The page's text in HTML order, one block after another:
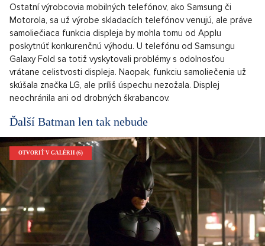
Ostatní výrobcovia mobilných telefónov, ako Samsung či
Motorola, sa už výrobe skladacích telefónov venujú, ale práve
samoliečiaca funkcia displeja by mohla tomu od Applu
poskytnúť konkurenčnú výhodu. U telefónu od Samsungu
Galaxy Fold sa totiž vyskytovali problémy s odolnosťou
vrátane celistvosti displeja. Naopak, funkciu samoliečenia už
skúšala značka LG, ale príliš úspechu nezožala. Displej
neochránila ani od drobných škrabancov.
Ďalší Batman len tak nebude
OTVORIŤ V GALÉRII (6)